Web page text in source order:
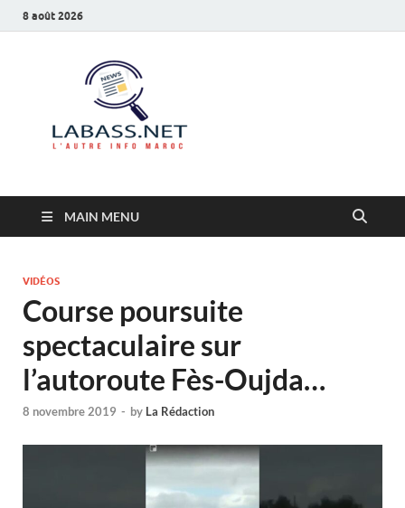
8 août 2026
MAIN MENU
VIDÉOS
Course poursuite
spectaculaire sur
l’autoroute Fès-Oujda…
8 novembre 2019 - by La Rédaction